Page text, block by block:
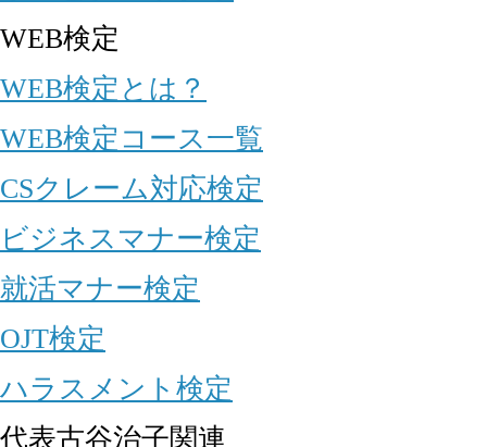
WEB検定
WEB検定とは？
WEB検定コース一覧
CSクレーム対応検定
ビジネスマナー検定
就活マナー検定
OJT検定
ハラスメント検定
代表古谷治子関連